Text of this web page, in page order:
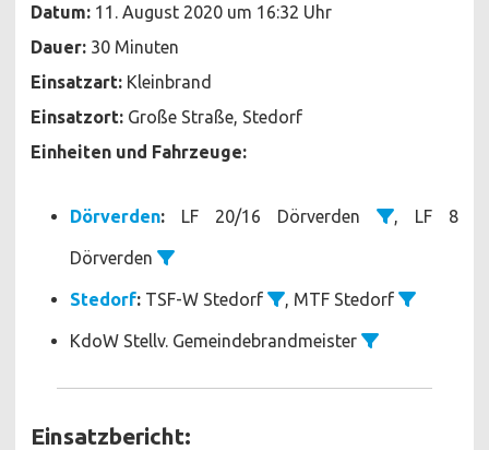
Datum: 11. August 2020 um 16:32 Uhr
Dauer: 30 Minuten
Einsatzart: Kleinbrand
Einsatzort: Große Straße, Stedorf
Einheiten und Fahrzeuge:
Dörverden: LF 20/16 Dörverden , LF 8
Dörverden
Stedorf: TSF-W Stedorf , MTF Stedorf
KdoW Stellv. Gemeindebrandmeister
Einsatzbericht: